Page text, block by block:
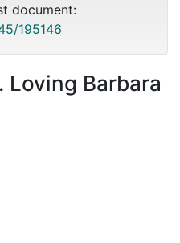
document:
195146
Loving Barbara